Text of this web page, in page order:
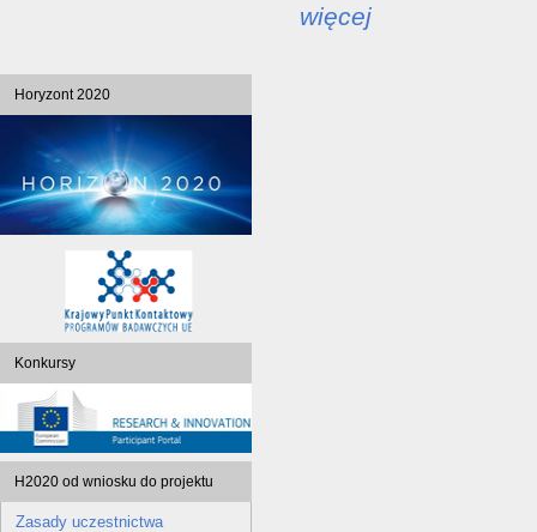
więcej
Horyzont 2020
Konkursy
H2020 od wniosku do projektu
Zasady uczestnictwa